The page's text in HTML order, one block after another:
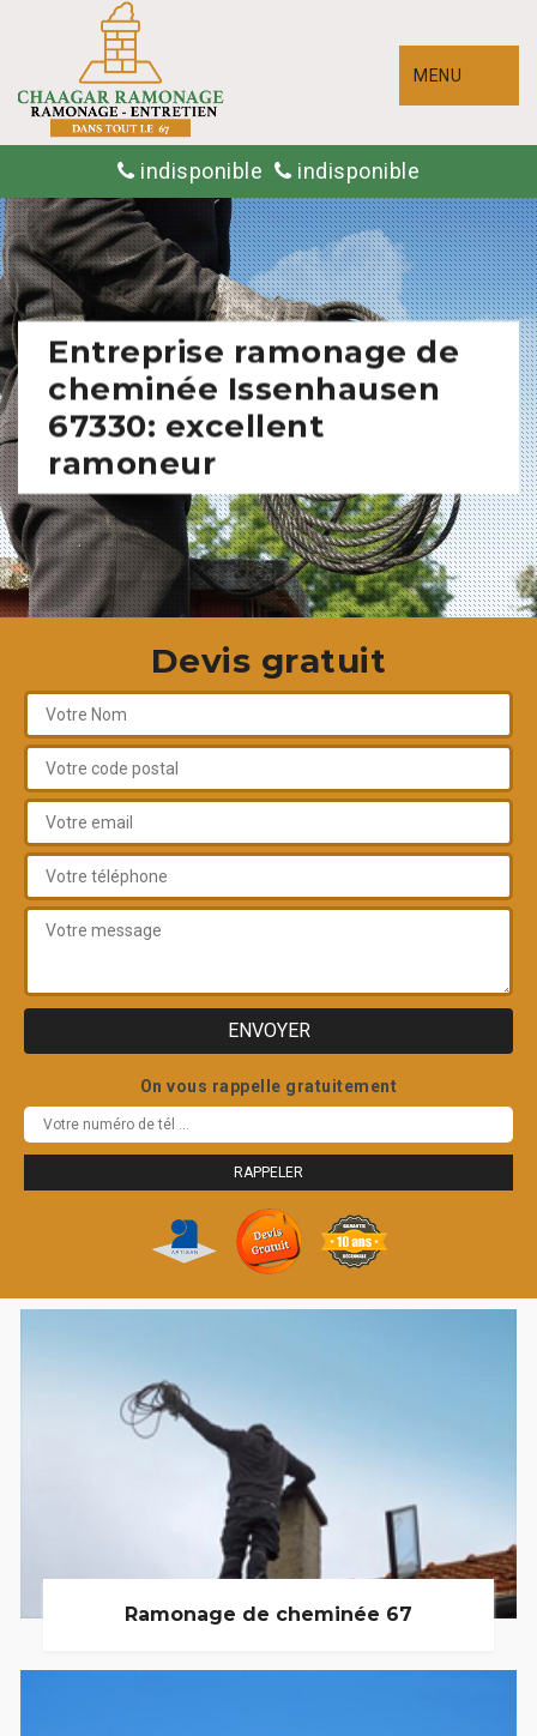
MENU
indisponible indisponible
Entreprise ramonage de
cheminée Issenhausen
67330: excellent
ramoneur
Devis gratuit
On vous rappelle gratuitement
Ramonage de cheminée 67